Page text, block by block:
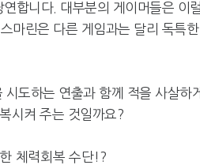
합니다. 대부분의 게이머들은 이
마린은 다른 게임과는 달리 독특
도하는 연출과 함께 적을 사살하
시켜 주는 것일까요?
체력회복 수단!?